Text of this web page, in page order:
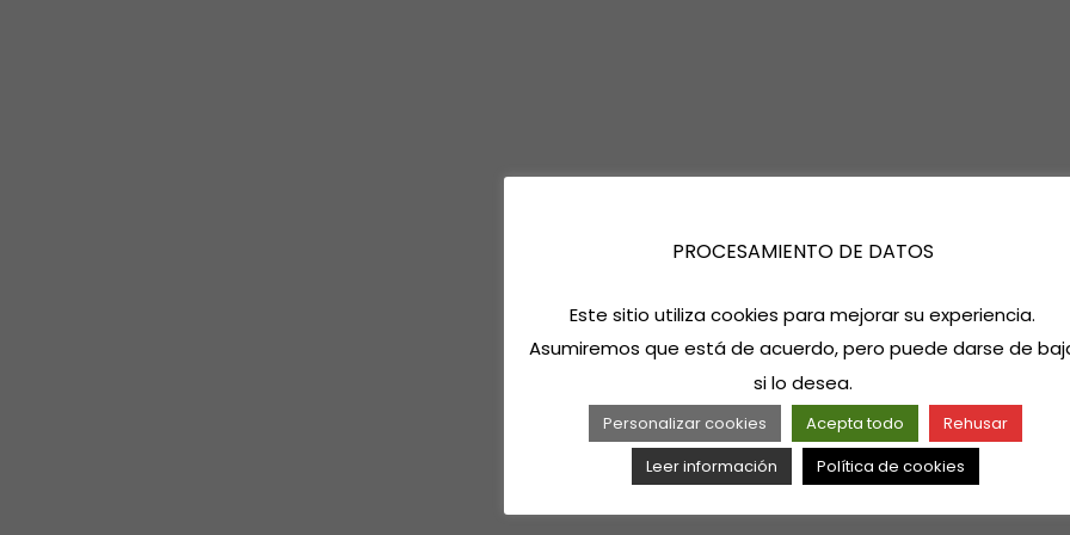
PROCESAMIENTO DE DATOS
Este sitio utiliza cookies para mejorar su experiencia.
Asumiremos que está de acuerdo, pero puede darse de
si lo desea.
Personalizar cookies Acepta todo
Rehusar
Leer información
Política de cookies